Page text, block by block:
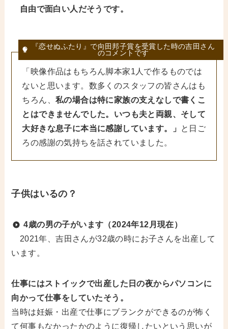
自由で面白い人だそうです。
『恋せぬふたり』で向田邦子賞を受賞した時の吉田さん
のコメントです
「映像作品はもちろん脚本家1人で作るものでは
ないと思います。数多くのスタッフの皆さんはも
ちろん、私の場合は特に家族の支えなしで書くこ
とはできませんでした。いつも夫と両親、そして
大好きな息子に本当に感謝しています。」
と日ご
ろの感謝の気持ちを話されていました。
子供はいるの？
4歳の男の子がいます（2024年12月現在）
2021年、吉田さんが32歳の時にお子さんを出産して
います。
仕事にはストイックで出産した日の夜からパソコンに
向かって仕事をしていたそう。
当時は妊娠・出産で仕事にブランクができるのが怖く
て何事もなかったかのように復帰したいという思いが